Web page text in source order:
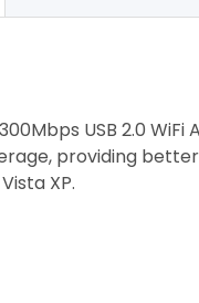
USB 2.0
providing
XP.